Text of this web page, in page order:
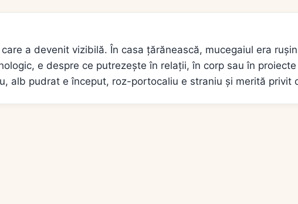
a devenit vizibilă. În casa țărănească, mucegaiul era
e despre ce putrezește în relații, în corp sau în
alb pudrat e început, roz-portocaliu e straniu și merită privit